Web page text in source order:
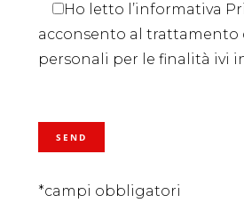
Ho letto l’informativa
acconsento al trattamento
personali per le finalità ivi
*campi obbligatori